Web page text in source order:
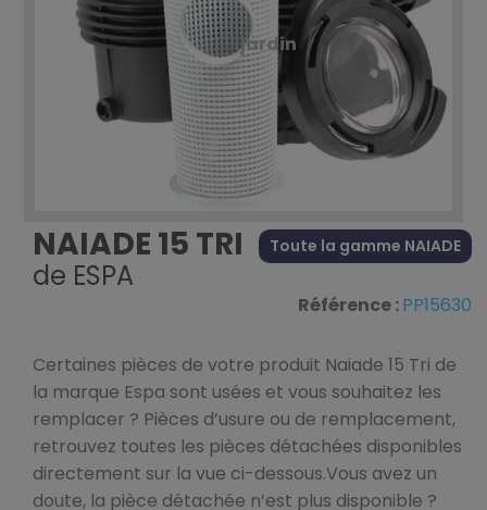
jardin
NAIADE 15 TRI
de ESPA
Toute la gamme NAIADE
Référence :PP15630
Certaines pièces de votre produit Naiade 15 Tri de
la marque Espa sont usées et vous souhaitez les
remplacer ? Pièces d’usure ou de remplacement,
retrouvez toutes les pièces détachées disponibles
directement sur la vue ci-dessous.Vous avez un
doute, la pièce détachée n’est plus disponible ?